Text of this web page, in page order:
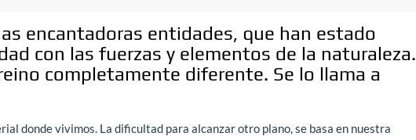
encantadoras entidades, que han estado
con las fuerzas y elementos de la naturaleza.
completamente diferente. Se lo llama a
donde vivimos. La dificultad para alcanzar otro plano, se basa en nuestra